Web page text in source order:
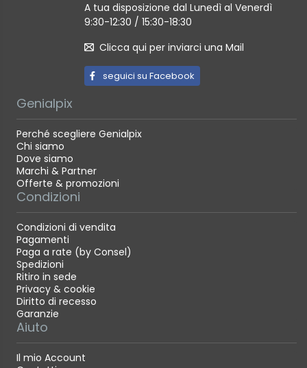
A tua disposizione dal Lunedì al Venerdì
9:30-12:30 / 15:30-18:30
Clicca qui per inviarci una Mail
seguici su Facebook
Genialpix
Perché scegliere Genialpix
Chi siamo
Dove siamo
Marchi & Partner
Offerte & promozioni
Condizioni
Condizioni di vendita
Pagamenti
Paga a rate (by Consel)
Spedizioni
Ritiro in sede
Privacy & cookie
Diritto di recesso
Garanzie
Aiuto
Il mio Account